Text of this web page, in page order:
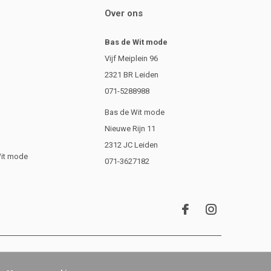
mode
Over ons
Bas de Wit mode
Vijf Meiplein 96
2321 BR Leiden
071-5288988
Bas de Wit mode
Nieuwe Rijn 11
2312 JC Leiden
071-3627182